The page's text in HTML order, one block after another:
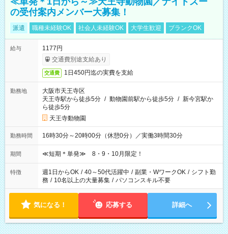
の受付案内メンバー大募集！
派遣 職種未経験OK 社会人未経験OK 大学生歓迎 ブランクOK
給与
1177円
交通費別途支給あり
交通費 1日450円迄の実費を支給
勤務地
大阪市天王寺区
天王寺駅から徒歩5分 / 動物園前駅から徒歩5分 / 新今宮駅か
ら徒歩5分
天王寺動物園
勤務時間 16時30分～20時00分（休憩0分）／実働3時間30分
期間 ≪短期＊単発≫ 8・9・10月限定！
特徴 週1日からOK / 40～50代活躍中 / 副業・WワークOK / シフト勤
務 / 10名以上の大量募集 / パソコンスキル不要
気になる！ 応募する 詳細へ